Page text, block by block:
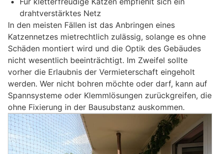
drahtverstärktes Netz
In den meisten Fällen ist das Anbringen eines
Katzennetzes mietrechtlich zulässig, solange es ohne
Schäden montiert wird und die Optik des Gebäudes
nicht wesentlich beeinträchtigt. Im Zweifel sollte
vorher die Erlaubnis der Vermieterschaft eingeholt
werden. Wer nicht bohren möchte oder darf, kann auf
Spannsysteme oder Klemmlösungen zurückgreifen, die
ohne Fixierung in der Bausubstanz auskommen.